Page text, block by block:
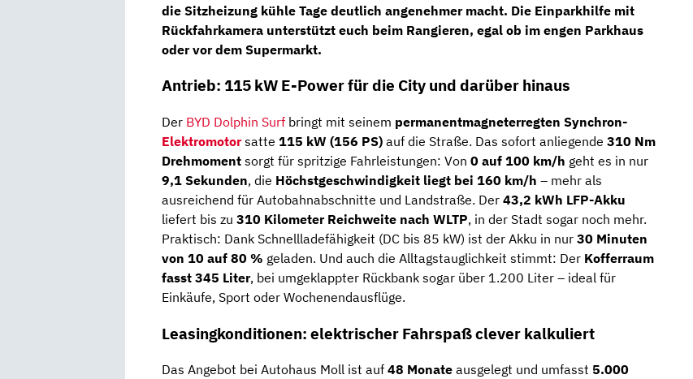
die Sitzheizung kühle Tage deutlich angenehmer macht. Die Einparkhilfe mit
Rückfahrkamera unterstützt euch beim Rangieren, egal ob im engen Parkhaus
oder vor dem Supermarkt.
Antrieb: 115 kW E-Power für die City und darüber hinaus
Der BYD Dolphin Surf bringt mit seinem permanentmagneterregten Synchron-
Elektromotorsatte 115 kW (156 PS) auf die Straße. Das sofort anliegende 310 Nm
Drehmoment sorgt für spritzige Fahrleistungen: Von 0 auf 100 km/h geht es in nur
9,1 Sekunden, die Höchstgeschwindigkeit liegt bei 160 km/h – mehr als
ausreichend für Autobahnabschnitte und Landstraße. Der 43,2 kWh LFP-Akku
liefert bis zu 310 Kilometer Reichweite nach WLTP, in der Stadt sogar noch mehr.
Praktisch: Dank Schnellladefähigkeit (DC bis 85 kW) ist der Akku in nur 30 Minuten
von 10 auf 80 % geladen. Und auch die Alltagstauglichkeit stimmt: Der Kofferraum
fasst 345 Liter, bei umgeklappter Rückbank sogar über 1.200 Liter – ideal für
Einkäufe, Sport oder Wochenendausflüge.
Leasingkonditionen: elektrischer Fahrspaß clever kalkuliert
Das Angebot bei Autohaus Moll ist auf 48 Monate ausgelegt und umfasst 5.000